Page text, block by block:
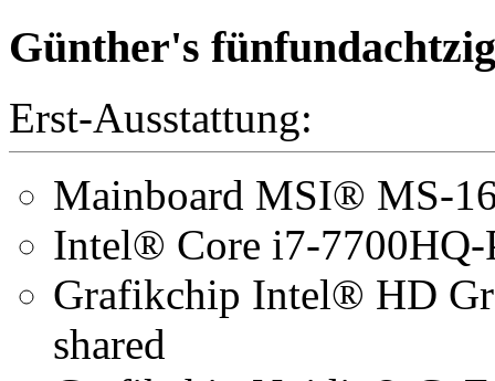
Günther's
Erst-Ausstattung:
Mainboard MSI® MS-
Intel® Core i7-7700HQ-
Grafikchip Intel® HD
shared